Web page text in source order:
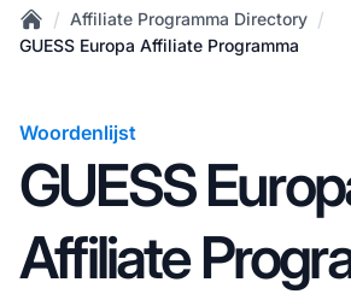
Home
/ Affiliate Programma Directory /
GUESS Europa Affiliate Programma
Woordenlijst
GUESS
Affiliate